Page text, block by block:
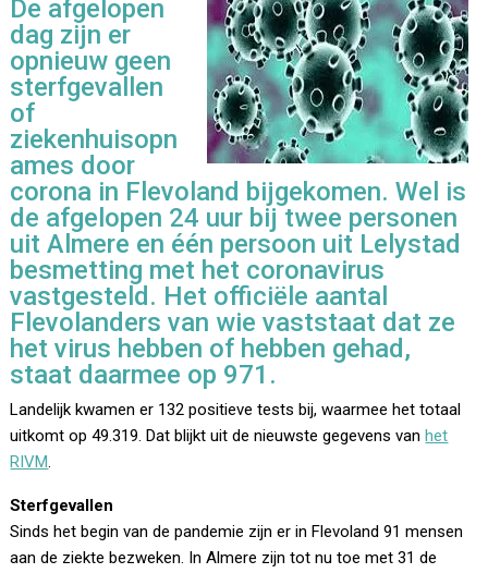
De afgelopen
dag zijn er
opnieuw geen
sterfgevallen
of
ziekenhuisopn
ames door
corona in Flevoland bijgekomen. Wel is
de afgelopen 24 uur bij twee personen
uit Almere en één persoon uit Lelystad
besmetting met het coronavirus
vastgesteld. Het officiële aantal
Flevolanders van wie vaststaat dat ze
het virus hebben of hebben gehad,
staat daarmee op 971.
Landelijk kwamen er 132 positieve tests bij, waarmee het totaal
uitkomt op 49.319. Dat blijkt uit de nieuwste gegevens vanhet
RIVM.
Sterfgevallen
Sinds het begin van de pandemie zijn er in Flevoland 91 mensen
aan de ziekte bezweken. In Almere zijn tot nu toe met 31 de